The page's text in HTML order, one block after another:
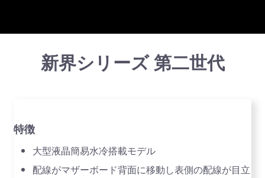
新界シリーズ 第二世代
特徴
大型液晶簡易水冷搭載モデル
配線がマザーボード背面に移動し表側の配線が目立